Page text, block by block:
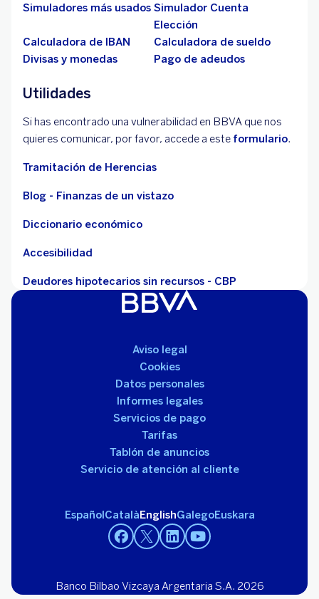
Simuladores más usados Simulador Cuenta
Elección
Calculadora de IBAN
Calculadora de sueldo
Divisas y monedas
Pago de adeudos
Utilidades
Si has encontrado una vulnerabilidad en BBVA que nos
quieres comunicar, por favor, accede a este formulario.
Tramitación de Herencias
Blog - Finanzas de un vistazo
Diccionario económico
Accesibilidad
Deudores hipotecarios sin recursos - CBP
Aviso legal
Cookies
Datos personales
Informes legales
Servicios de pago
Tarifas
Tablón de anuncios
Servicio de atención al cliente
EspañolCatalàEnglishGalegoEuskara
Banco Bilbao Vizcaya Argentaria S.A. 2026